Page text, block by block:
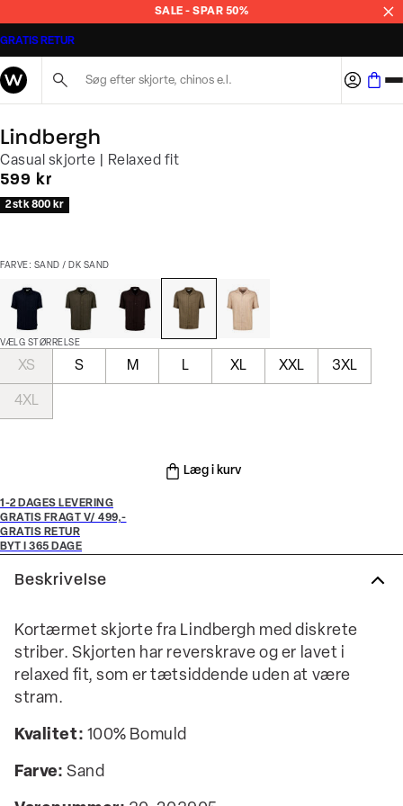
SALE - SPAR 50%
GRATIS RETUR
Lindbergh
Casual skjorte | Relaxed fit
I alt (inkl. rabat)
599 kr
2 stk 800 kr
FARVE: SAND / DK SAND
VÆLG STØRRELSE
XS S M L XL XXL 3XL
4XL
Læg i kurv
1-2 DAGES LEVERING
GRATIS FRAGT V/ 499,-
GRATIS RETUR
BYT I 365 DAGE
Beskrivelse
Kortærmet skjorte fra Lindbergh med diskrete
striber. Skjorten har reverskrave og er lavet i
relaxed fit, som er tætsiddende uden at være
stram.
Kvalitet: 100% Bomuld
Farve: Sand